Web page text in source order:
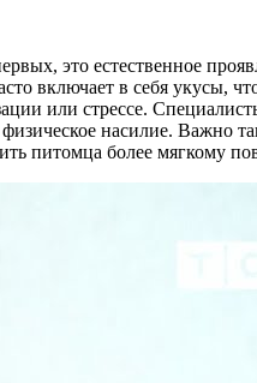
это естественное
включает в себя укусы,
или стрессе.
насилие. Важно
питомца более мягкому